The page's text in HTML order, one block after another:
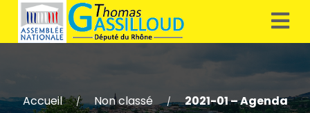
Accueil / Non classé / 2021-01 – Agenda